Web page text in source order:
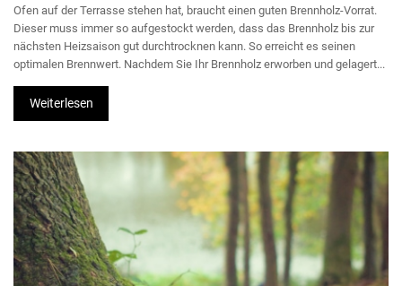
Ofen auf der Terrasse stehen hat, braucht einen guten Brennholz-Vorrat.
Dieser muss immer so aufgestockt werden, dass das Brennholz bis zur
nächsten Heizsaison gut durchtrocknen kann. So erreicht es seinen
optimalen Brennwert. Nachdem Sie Ihr Brennholz erworben und gelagert...
Weiterlesen